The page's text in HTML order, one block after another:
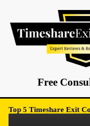
Free
Top 5 Timeshare Exit